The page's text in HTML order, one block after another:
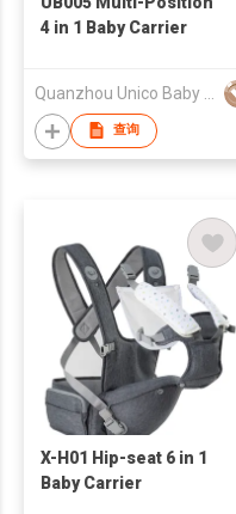
4 in 1 Baby Carrier
查询
X-H01 Hip-seat 6 in 1
Baby Carrier